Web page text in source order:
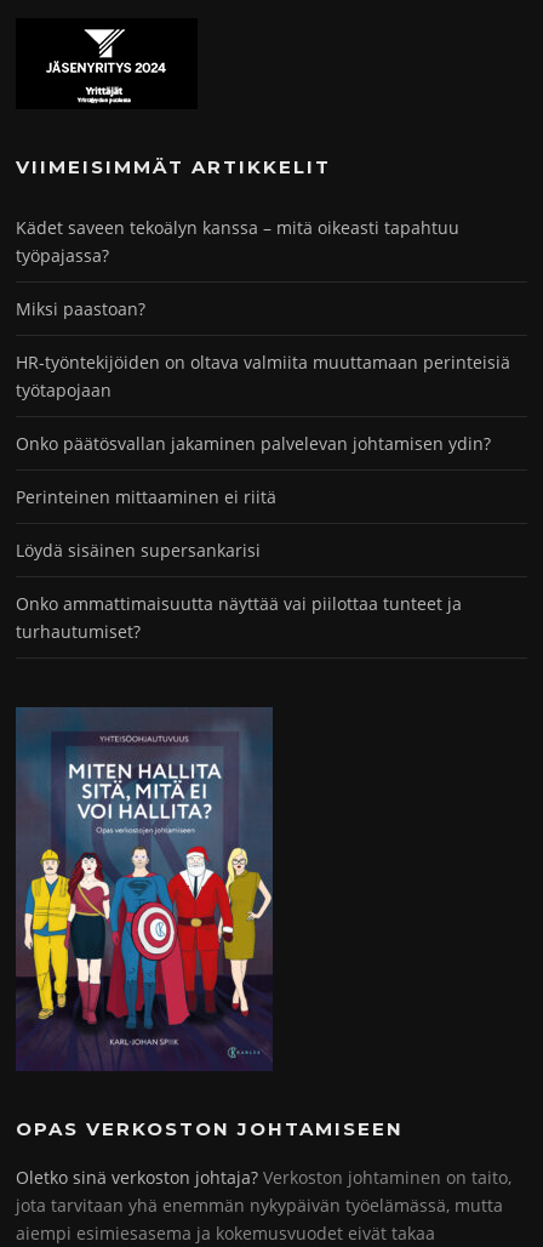
VIIMEISIMMÄT ARTIKKELIT
Kädet saveen tekoälyn kanssa – mitä oikeasti tapahtuu
työpajassa?
Miksi paastoan?
HR-työntekijöiden on oltava valmiita muuttamaan perinteisiä
työtapojaan
Onko päätösvallan jakaminen palvelevan johtamisen ydin?
Perinteinen mittaaminen ei riitä
Löydä sisäinen supersankarisi
Onko ammattimaisuutta näyttää vai piilottaa tunteet ja
turhautumiset?
OPAS VERKOSTON JOHTAMISEEN
Oletko sinä verkoston johtaja? Verkoston johtaminen on taito,
jota tarvitaan yhä enemmän nykypäivän työelämässä, mutta
aiempi esimiesasema ja kokemusvuodet eivät takaa